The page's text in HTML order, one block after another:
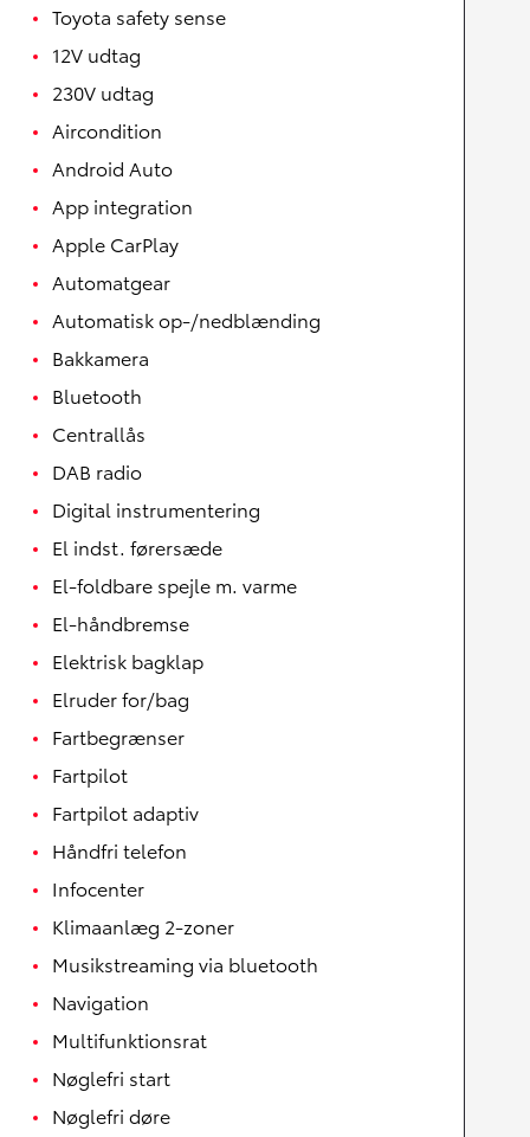
Toyota safety sense
12V udtag
230V udtag
Aircondition
Android Auto
App integration
Apple CarPlay
Automatgear
Automatisk op-/nedblænding
Bakkamera
Bluetooth
Centrallås
DAB radio
Digital instrumentering
El indst. førersæde
El-foldbare spejle m. varme
El-håndbremse
Elektrisk bagklap
Elruder for/bag
Fartbegrænser
Fartpilot
Fartpilot adaptiv
Håndfri telefon
Infocenter
Klimaanlæg 2-zoner
Musikstreaming via bluetooth
Navigation
Multifunktionsrat
Nøglefri start
Nøglefri døre